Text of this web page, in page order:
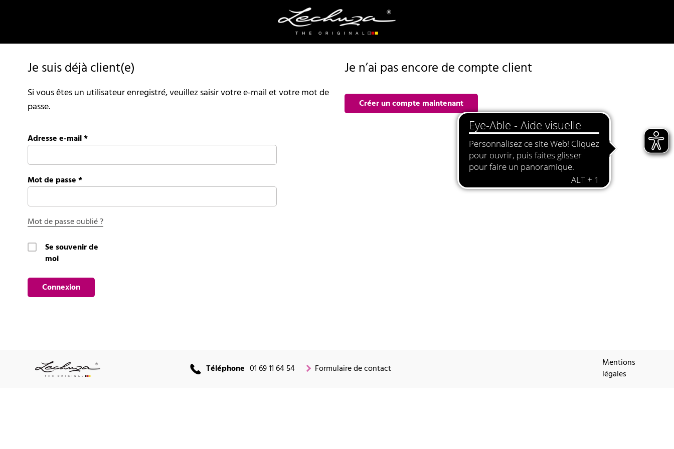
Je suis déjà client(e)
Si vous êtes un utilisateur enregistré, veuillez saisir votre e-mail et votre mot de
passe.
Adresse e-mail*
Mot de passe*
Mot de passe oublié ?
Se souvenir de
moi
Connexion
Je n’ai pas encore de compte client
Créer un compte maintenant
Téléphone 01 69 11 64 54 Formulaire de contact
Mentions
légales